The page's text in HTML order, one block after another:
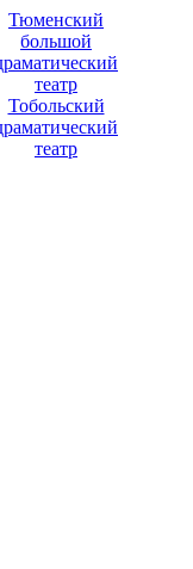
Тюменский
большой
театр
Тобольский
театр